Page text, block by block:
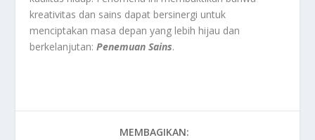
kreativitas dan sains dapat bersinergi untuk
menciptakan masa depan yang lebih hijau dan
berkelanjutan:Penemuan Sains.
MEMBAGIKAN: